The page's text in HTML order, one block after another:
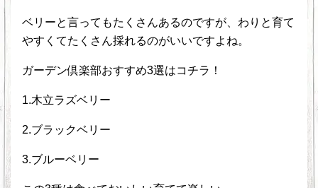
ベリーと言ってもたくさんあるのですが、わりと育て
やすくてたくさん採れるのがいいですよね。
ガーデン倶楽部おすすめ3選はコチラ！
1.木立ラズベリー
2.ブラックベリー
3.ブルーベリー